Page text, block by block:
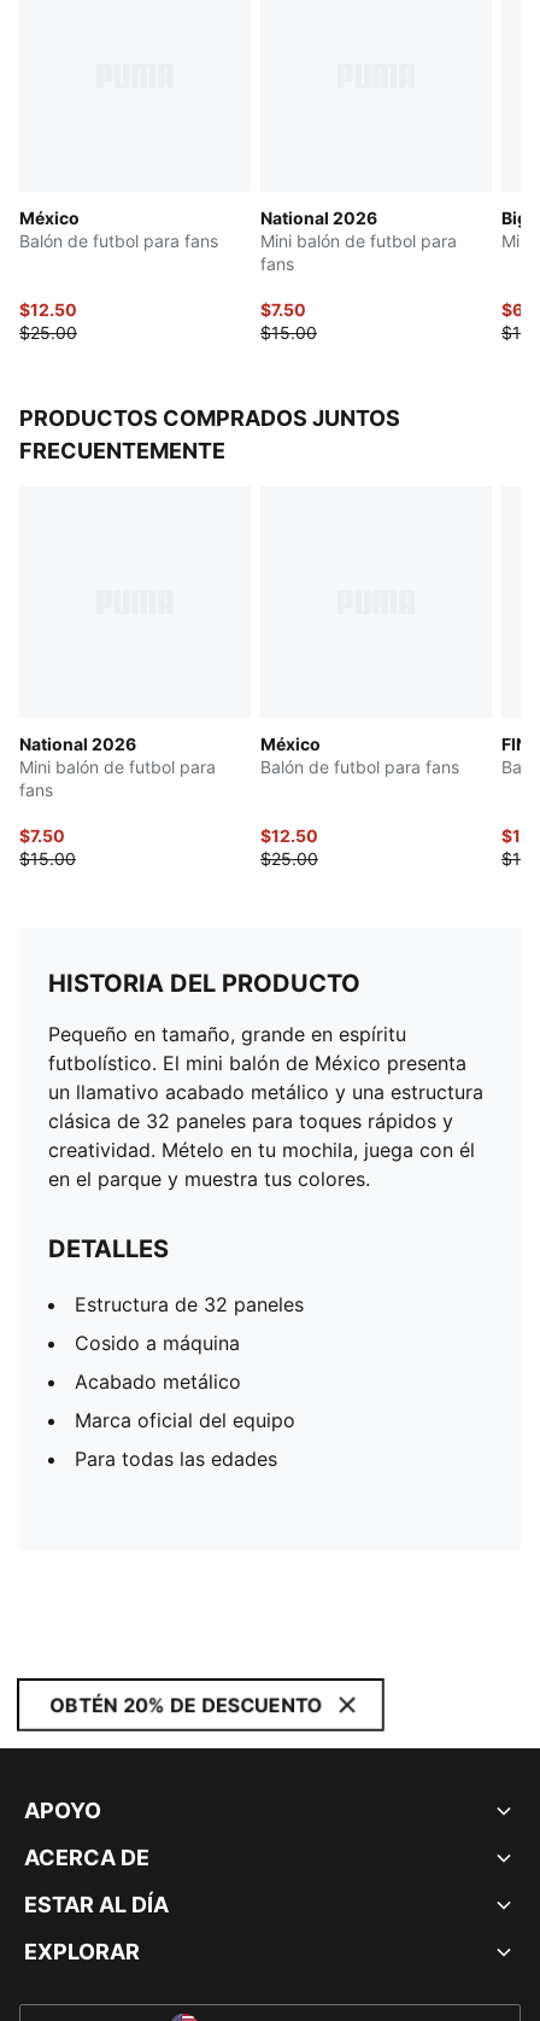
México
Balón de futbol para fans
$12.50
$25.00
National 2026
Mini balón de futbol para
fans
$7.50
$15.00
Big
Mini
PRODUCTOS COMPRADOS JUNTOS
FRECUENTEMENTE
National 2026
Mini balón de futbol para
fans
$7.50
$15.00
México
Balón de futbol para fans
$12.50
$25.00
HISTORIA DEL PRODUCTO
Pequeño en tamaño, grande en espíritu
futbolístico. El mini balón de México presenta
un llamativo acabado metálico y una estructura
clásica de 32 paneles para toques rápidos y
creatividad. Mételo en tu mochila, juega con él
en el parque y muestra tus colores.
DETALLES
Estructura de 32 paneles
Cosido a máquina
Acabado metálico
Marca oficial del equipo
Para todas las edades
OBTÉN 20% DE DESCUENTO
APOYO
ACERCA DE
ESTAR AL DÍA
EXPLORAR